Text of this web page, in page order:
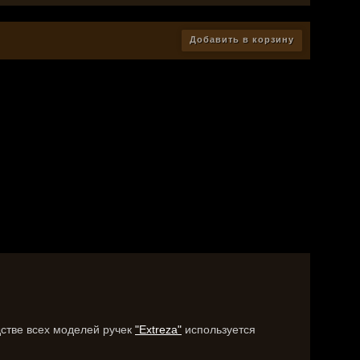
Добавить в корзину
всех моделей ручек "Extreza" используется